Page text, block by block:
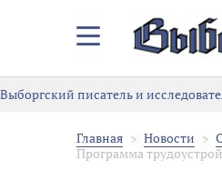
Закрыть/
меню
Выборгский писатель и
Главная Новости
Программа